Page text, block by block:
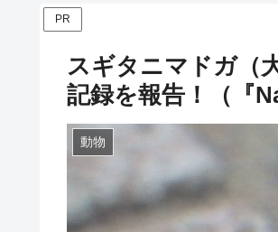
PR
スギタニマドガ（
記録を報告！（『
動物